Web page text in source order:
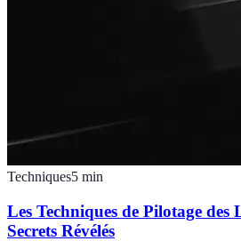
Techniques5 min
Les Techniques de Pilotage des
Secrets Révélés